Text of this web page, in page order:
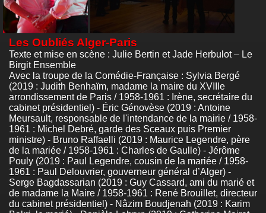
Les Oubliés Alger-Paris
Texte et mise en scène : Julie Bertin et Jade Herbulot – Le
Birgit Ensemble
Avec la troupe de la Comédie-Française : Sylvia Bergé
(2019 : Judith Benhaïm, madame la maire du XVIIIe
arrondissement de Paris / 1958-1961 : Irène, secrétaire du
cabinet présidentiel) - Éric Génovèse (2019 : Antoine
Meursault, responsable de l'intendance de la mairie / 1958-
1961 : Michel Debré, garde des Sceaux puis Premier
ministre) - Bruno Raffaelli (2019 : Maurice Legendre, père
de la mariée / 1958-1961 : Charles de Gaulle) - Jérôme
Pouly (2019 : Paul Legendre, cousin de la mariée / 1958-
1961 : Paul Delouvrier, gouverneur général d’Alger) -
Serge Bagdassarian (2019 : Guy Cassard, ami du marié et
de madame la Maire / 1958-1961 : René Brouillet, directeur
du cabinet présidentiel) - Nâzim Boudjenah (2019 : Karim